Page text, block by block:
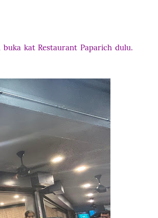
kat Restaurant Paparich dulu.